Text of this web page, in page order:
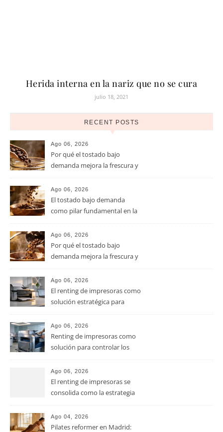
Herida interna en la nariz que no se cura
julio 18, 2021
RECENT POSTS
Ago 06, 2026
Por qué el tostado bajo
demanda mejora la frescura y
especialidad
Ago 06, 2026
El tostado bajo demanda
como pilar fundamental en la
Ago 06, 2026
Por qué el tostado bajo
demanda mejora la frescura y
especialidad
Ago 06, 2026
El renting de impresoras como
solución estratégica para
pymes
Ago 06, 2026
Renting de impresoras como
solución para controlar los
pymes
Ago 06, 2026
El renting de impresoras se
consolida como la estrategia
operativos en las pequeñas y
medianas empresas
Ago 04, 2026
Pilates reformer en Madrid: